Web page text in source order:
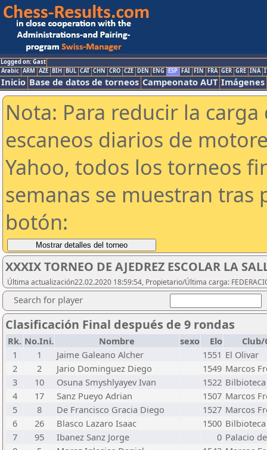
Logged on: Gast
Arabic ARM AZE BIH BUL CAT CHN CRO CZE DEN ENG ESP FAI FIN FRA GER GRE INA
Inicio Base de datos de torneos Campeonato AUT Imágenes
Nota: Para reducir la
escaneos diarios de
Yahoo, todos los torneos
semanas se muestran tras
botón:
XXXIX TORNEO DE AJEDREZ ESCOLAR LA
Última actualización22.02.2020 18:59:54, Propietario/Última carga:
Search for player
Clasificación Final después de 9 rondas
Rk. No.Ini. Nombre sexo Elo
Club/
1
1 Jaime Galeano Alcher 1551 El Olivar
2
2 Jario Dominguez Diego 1549 Marcos
3
10 Osuna Smyshlyayev Ivan 1522
4
17 Sanz Pueyo Adrian 1507 Marcos
5
8 De Francisco Gracia Diego 1527 Marcos
6
26 Blasco Lazaro Isaac 1500
7
95 Ibanez Sanz Jorge 0 Palacio